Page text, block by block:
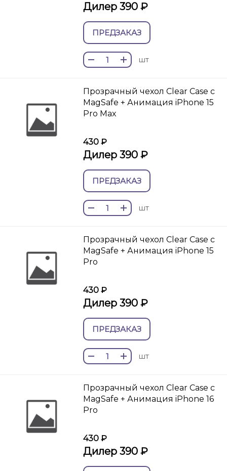
Дилер 390 ₽
ПРЕДЗАКАЗ
шт
Прозрачный чехол Clear Case c
MagSafe + Анимация iPhone 15
Pro Max
430 ₽
Дилер 390 ₽
ПРЕДЗАКАЗ
шт
Прозрачный чехол Clear Case c
MagSafe + Анимация iPhone 15
Pro
430 ₽
Дилер 390 ₽
ПРЕДЗАКАЗ
шт
Прозрачный чехол Clear Case c
MagSafe + Анимация iPhone 16
Pro
430 ₽
Дилер 390 ₽